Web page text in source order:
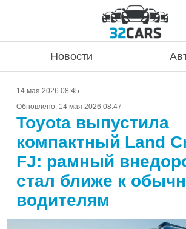
Новости
14 мая 2026 08:45
Обновлено: 14 мая 2026 08:47
Toyota выпустила
компактный Land
FJ: рамный
стал ближе к
водителям